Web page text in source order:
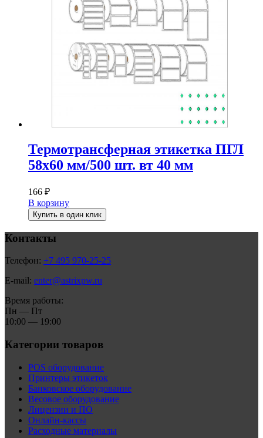
Термотрансферная этикетка ПГЛ
58х60 мм/500 шт. вт 40 мм
166 ₽
В корзину
Купить в один клик
Контакты
Телефон: +7 495 970-25-25
E-mail: enter@astrixpw.ru
Время работы:
Пн — Пт
10:00 — 19:00
Категории товаров
POS оборудование
Принтеры этикеток
Банковское оборудование
Весовое оборудование
Лицензии и ПО
Онлайн-кассы
Расходные материалы